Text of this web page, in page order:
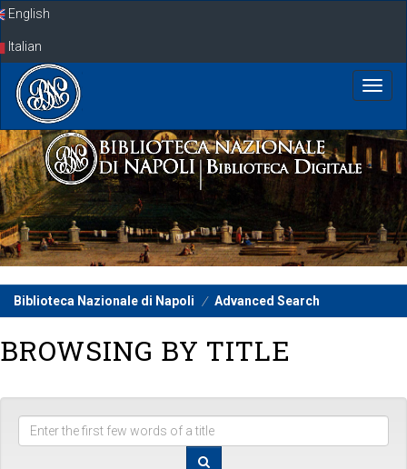
SkipEnglish
Italian
Biblioteca Nazionale di Napoli Advanced Search
BROWSING BY TITLE
Enter
first